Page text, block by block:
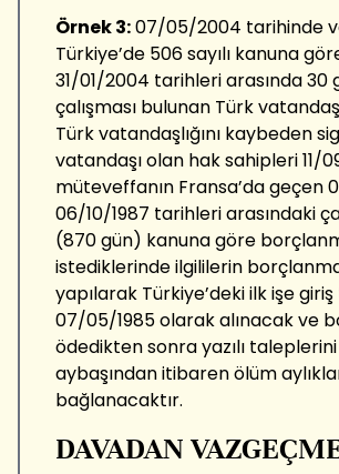
Örnek 3:07/05/2004 tarihinde
Türkiye’de 506 sayılı kanuna
31/01/2004 tarihleri arasında 30
çalışması bulunan Türk
Türk vatandaşlığını kaybeden
vatandaşı olan hak sahipleri 11/
müteveffanın Fransa’da geçen
06/10/1987 tarihleri arasındaki
(870 gün) kanuna göre
istediklerinde ilgililerin
yapılarak Türkiye’deki ilk işe
07/05/1985 olarak alınacak ve
ödedikten sonra yazılı
aybaşından itibaren ölüm
bağlanacaktır.
DAVADAN